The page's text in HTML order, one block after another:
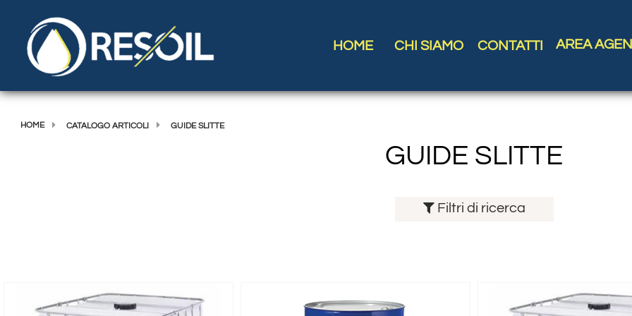
HOME CHI SIAMO CONTATTI AREA
HOME CATALOGO ARTICOLI GUIDE SLITTE
GUIDE SLITTE
Filtri di ricerca